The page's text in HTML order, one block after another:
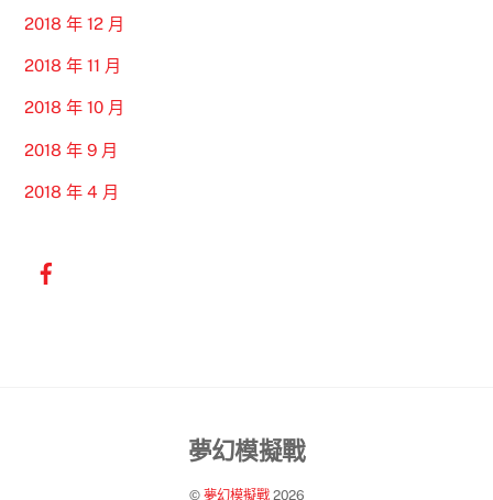
2018 年 12 月
2018 年 11 月
2018 年 10 月
2018 年 9 月
2018 年 4 月
Back
夢幻模擬戰
© 夢幻模擬戰2026